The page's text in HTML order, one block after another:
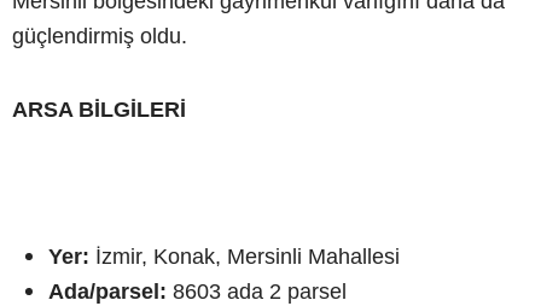
güçlendirmiş oldu.
ARSA BİLGİLERİ
Yer: İzmir, Konak, Mersinli Mahallesi
Ada/parsel: 8603 ada 2 parsel